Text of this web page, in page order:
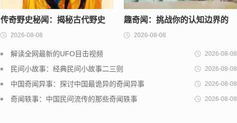
传奇野史秘闻：揭秘古代野史
中的惊天秘闻
2026-08-08
趣奇闻：挑战你的认知边界的
奇闻趣事分享
2026-08-08
2026-08-08
解读全网最新的UFO目击视频
2026-08-08
民间小故事：经典民间小故事二三则
2026-08-08
中国奇闻异事：探讨中国最诡异的奇闻异事
2026-08-08
奇闻轶事：中国民间流传的那些奇闻轶事